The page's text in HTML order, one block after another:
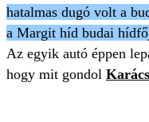
hatalmas dugó volt a
a Margit híd budai
Az egyik autó éppen
hogy mit gondol